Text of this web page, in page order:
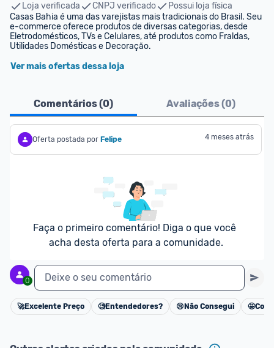
Loja verificada
CNPJ verificado
Possui loja física
Casas Bahia é uma das varejistas mais tradicionais do Brasil. Seu
e-commerce oferece produtos de diversas categorias, desde
Eletrodomésticos, TVs e Celulares, até produtos como Fraldas,
Utilidades Domésticas e Decoração.
Ver mais ofertas dessa loja
Comentários (0) Avaliações (0)
Oferta postada por Felipe 4 meses atrás
Faça o primeiro comentário! Diga o que você
acha desta oferta para a comunidade.
0 Deixe o seu comentário
Cancelar
🚀Excelente Preço 🧐Entendedores? 😢 Não Consegui 🤩